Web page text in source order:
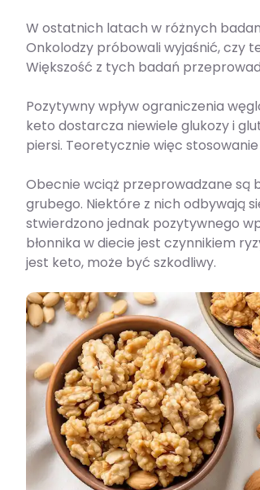
W ostatnich latach w różnych
Onkolodzy próbowali wyjaśnić, czy
Większość z tych badań
Pozytywny wpływ ograniczenia
keto dostarcza niewiele glukozy i
piersi. Teoretycznie więc
Obecnie wciąż przeprowadzane są
grubego. Niektóre z nich odbywają
stwierdzono jednak pozytywnego
błonnika w diecie jest czynnikiem
jest keto, może być szkodliwy.